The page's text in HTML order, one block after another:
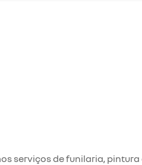
serviços de funilaria, pintura